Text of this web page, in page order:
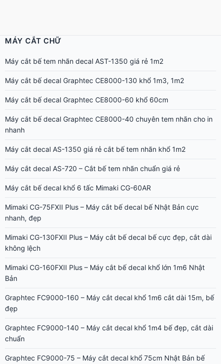
MÁY CẮT CHỮ
Máy cắt bế tem nhãn decal AST-1350 giá rẻ 1m2
Máy cắt bế decal Graphtec CE8000-130 khổ 1m3, 1m2
Máy cắt bế decal Graphtec CE8000-60 khổ 60cm
Máy cắt bế decal Graphtec CE8000-40 chuyên tem nhãn cho in
nhanh
Máy cắt decal AS-1350 giá rẻ cắt bế tem nhãn khổ 1m2
Máy cắt decal AS-720 – Cắt bế tem nhãn chuẩn giá rẻ
Máy cắt bế decal khổ 6 tấc Mimaki CG-60AR
Mimaki CG-75FXII Plus – Máy cắt bế decal bế Nhật Bản cực
nhanh, đẹp
Mimaki CG-130FXII Plus – Máy cắt bế decal bế cực đẹp, cắt dài
không lệch
Mimaki CG-160FXII Plus – Máy cắt bế decal khổ lớn 1m6 Nhật
Bản
Graphtec FC9000-160 – Máy cắt decal khổ 1m6 cắt dài 15m, bế
đẹp
Graphtec FC9000-140 – Máy cắt decal khổ 1m4 bế đẹp, cắt dài
chuẩn
Graphtec FC9000-75 – Máy cắt decal khổ 75cm Nhật Bản bế